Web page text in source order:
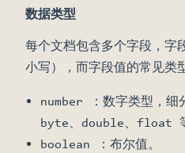
数据类型
每个文档包含多个字段，字
小写），而字段值的常见类
number ：数字类型，
byte、double、float
boolean ：布尔值。